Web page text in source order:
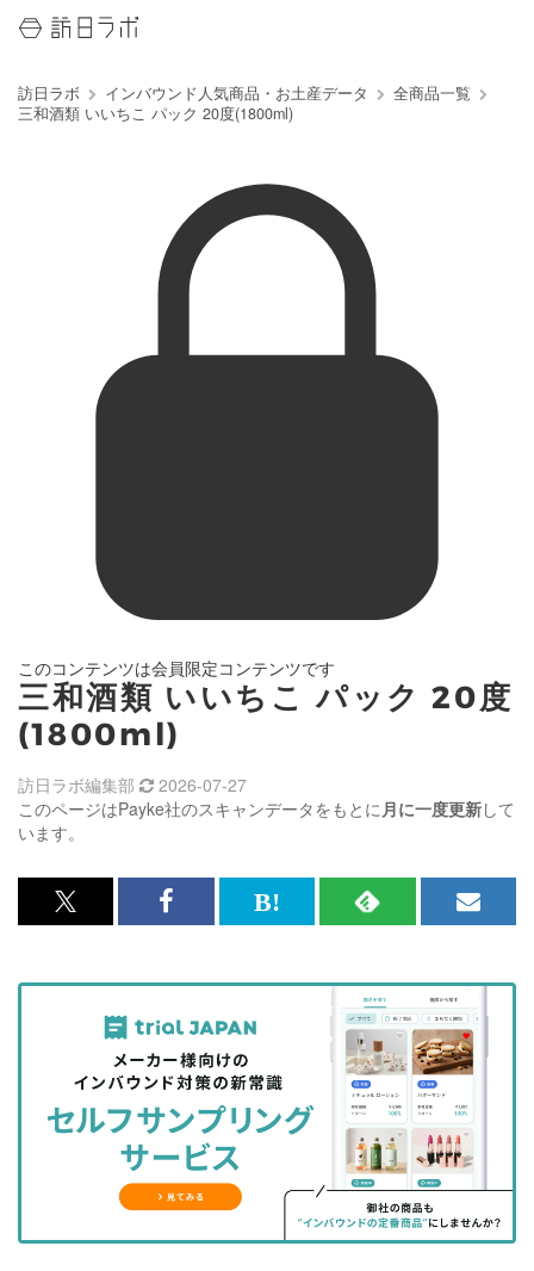
訪日ラボ インバウンド人気商品・お土産データ
全商品一覧
三和酒類 いいちこ パック 20度(1800ml)
このコンテンツは会員限定コンテンツです
三和酒類 いいちこ パック 20度
(1800ml)
このページはPayke社のスキャンデータをもとに月に一度更新して
います。
訪日ラボ編集部 2026-07-27
x<br>
記
を
シ
ェ
る
Facebook<br>
記
事
を
シ
ェ
ア
す
る
は
な
ッ
ク
マ
に
RSS
記
事
を
購
読
す
る
メ
マ
ガ
登
録
す
る